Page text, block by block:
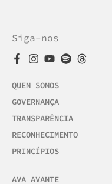
Siga-nos
QUEM SOMOS
GOVERNANÇA
TRANSPARÊNCIA
RECONHECIMENTO
PRINCÍPIOS
AVA AVANTE